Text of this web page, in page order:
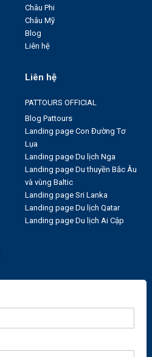
Châu Phi
Châu Mỹ
Blog
Liên hệ
Liên hệ
PATTOURS OFFICIAL
Blog Pattours
Landing page Con Đường Tơ
Lụa
Landing page Du lịch Nga
Landing page Du thuyền Bắc Âu
và vùng Baltic
Landing page Sri Lanka
Landing page Du lịch Qatar
Landing page Du lịch Ai Cập